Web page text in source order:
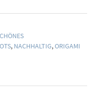
, NACHHALTIG,ORIGAMI